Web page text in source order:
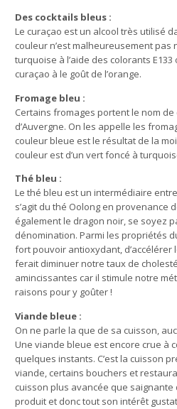
Des cocktails bleus :
Le curaçao est un alcool très utilisé
couleur n’est malheureusement
turquoise à l’aide des colorants E133
curaçao à le goût de l’orange.
Fromage bleu :
Certains fromages portent le nom
d’Auvergne. On les appelle les
couleur bleue est le résultat de la
couleur est d’un vert foncé à
Thé bleu :
Le thé bleu est un intermédiaire
s’agit du thé Oolong en provenance
également le dragon noir, se soyez
dénomination. Parmi les propriétés
fort pouvoir antioxydant, d’accélérer
ferait diminuer notre taux de
amincissantes car il stimule notre
raisons pour y goûter !
Viande bleue :
On ne parle la que de sa cuisson,
Une viande bleue est encore crue à
quelques instants. C’est la cuisson
viande, certains bouchers et
cuisson plus avancée que
produit et donc tout son intérêt